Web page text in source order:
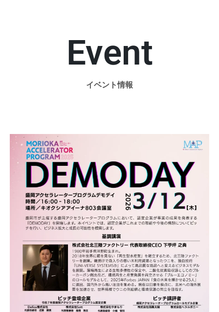
Event
イベント情報